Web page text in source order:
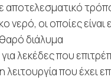
νερό, οι οποίες
διάλυμα
λεκέδες που
που έχει